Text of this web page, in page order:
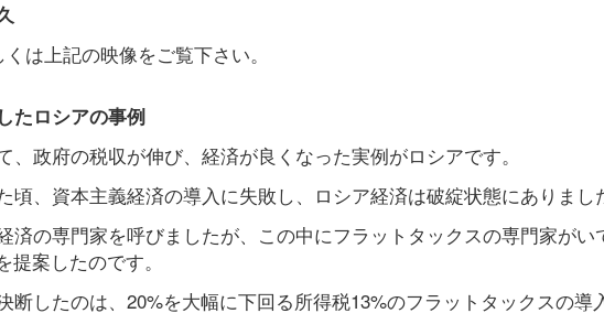
は上記の映像をご覧下さい。
たロシアの事例
政府の税収が伸び、経済が良くなった実例がロシアです。
、資本主義経済の導入に失敗し、ロシア経済は破綻状態にありまし
済の専門家を呼びましたが、この中にフラットタックスの専門家がい
案したのです。
したのは、20%を大幅に下回る所得税13%のフラットタックスの導